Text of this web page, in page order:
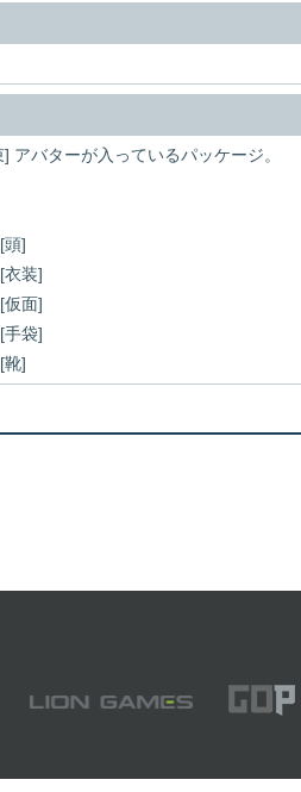
アバターが入っているパッケージ。
頭]
衣装]
仮面]
手袋]
靴]